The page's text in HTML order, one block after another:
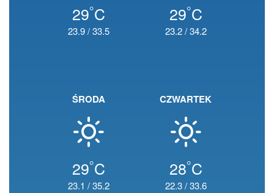
29°C
23.9/33.5
29°C
23.2/34.2
ŚRODA
29°C
23.1 /35.2
CZWARTEK
28°C
22.3/33.6